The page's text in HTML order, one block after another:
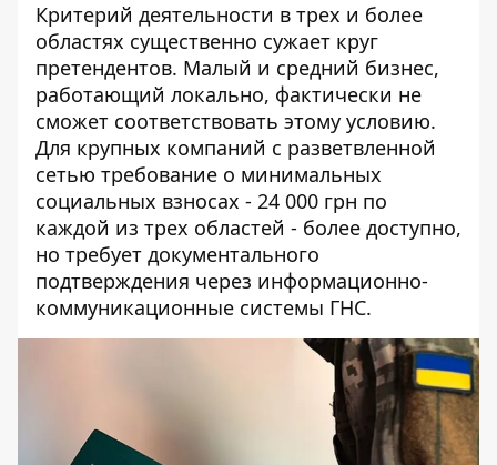
Критерий деятельности в трех и более
областях существенно сужает круг
претендентов. Малый и средний бизнес,
работающий локально, фактически не
сможет соответствовать этому условию.
Для крупных компаний с разветвленной
сетью требование о минимальных
социальных взносах - 24 000 грн по
каждой из трех областей - более доступно,
но требует документального
подтверждения через информационно-
коммуникационные системы ГНС.